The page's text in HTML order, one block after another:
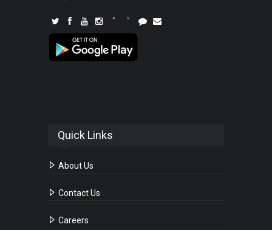
Quick Links
About Us
Contact Us
Careers